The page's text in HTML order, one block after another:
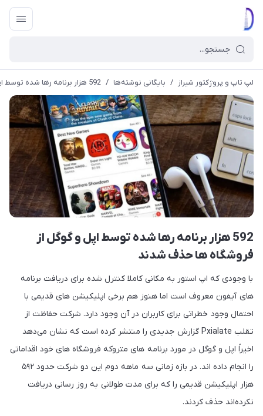
لپ تاپ و پروژکتور شیراز / بایگانی نوشته‌ها / 592 هزار برنامه رها شده توسط اپل و گوگل از فروشگاه ها حذف شدند
592 هزار برنامه رها شده توسط اپل و گوگل از
فروشگاه ها حذف شدند
با وجودی که اپ استور به مکانی کاملا کنترل شده برای دریافت برنامه
های آیفون معروف است اما هنوز هم برخی اپلیکیشن های قدیمی با
احتمال وجود خطراتی برای کاربران در آن وجود دارد. شرکت حفاظت از
تقلب Pxialate گزارش جدیدی را منتشر کرده است که نشان می‌دهد
اخیراً اپل و گوگل در مورد برنامه های متروکه فروشگاه های خود اقداماتی
را انجام داده اند. در بازه زمانی سه ماهه دوم این دو شرکت حدود ۵۹۲
هزار اپلیکیشن قدیمی را که برای مدت طولانی به روز رسانی دریافت
نکرده‌اند حذف کردند.